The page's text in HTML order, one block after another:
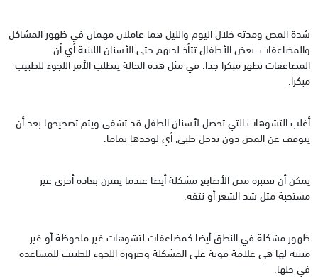
شدة المص ومدته خلال اليوم والليل هما عاملان مهمان في ظهور المشاكل
والمضاعفات. بعض الأطفال تتأذ لديهم حتى الأسنان اللبنية أي أن
المضاعفات تظهر مبكرا جدا. في مثل هذه الحالة يتطلب الأمر اللجوء للطبيب
مبكرا.
أغلب التشوهات التي تحصل لأسنان الطفل قد تشفى ويتم تصحيحها بعد أن
يتوقف عن المص دون تدخل طبي, أي لوحدها تماما.
يمكن أن نعتبره مص الأصابع مشكلة أيضا عندما يقترن بعادة أخرى غير
مستحبة مثل شد الشعر أو نتفه.
ظهور مشكلة في النطق أيضا كمضاعفات لتشوهات غير ملحوظة أو غير
منتبه لها هي علامة قوية على المشكلة وضرورة اللجوء للطبيب للمساعدة
في حلها.